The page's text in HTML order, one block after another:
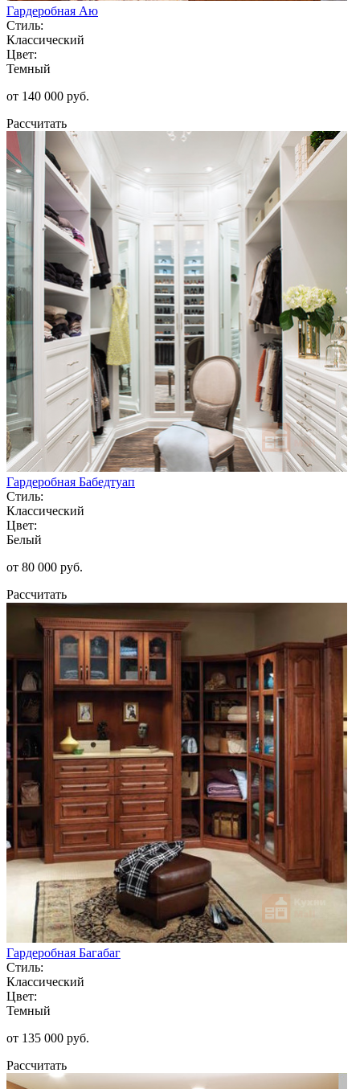
Гардеробная Аю
Стиль:
Классический
Цвет:
Темный
от 140 000 руб.
Рассчитать
Гардеробная Бабедтуап
Стиль:
Классический
Цвет:
Белый
от 80 000 руб.
Рассчитать
Гардеробная Багабаг
Стиль:
Классический
Цвет:
Темный
от 135 000 руб.
Рассчитать